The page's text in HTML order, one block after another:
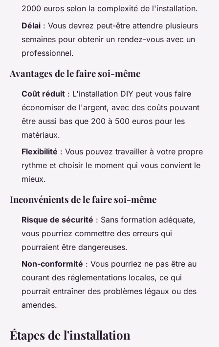
2000 euros selon la complexité de l'installation.
Délai : Vous devrez peut-être attendre plusieurs
semaines pour obtenir un rendez-vous avec un
professionnel.
Avantages de le faire soi-même
Coût réduit : L'installation DIY peut vous faire
économiser de l'argent, avec des coûts pouvant
être aussi bas que 200 à 500 euros pour les
matériaux.
Flexibilité : Vous pouvez travailler à votre propre
rythme et choisir le moment qui vous convient le
mieux.
Inconvénients de le faire soi-même
Risque de sécurité : Sans formation adéquate,
vous pourriez commettre des erreurs qui
pourraient être dangereuses.
Non-conformité : Vous pourriez ne pas être au
courant des réglementations locales, ce qui
pourrait entraîner des problèmes légaux ou des
amendes.
Étapes de l'installation